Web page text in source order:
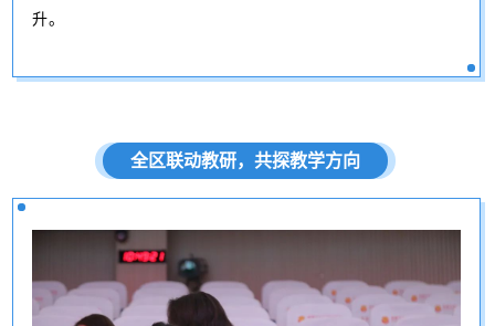
升。
全区联动教研，共探教学方向